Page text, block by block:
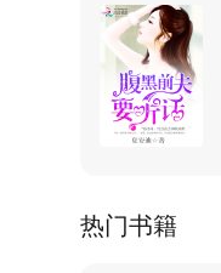
热门书籍